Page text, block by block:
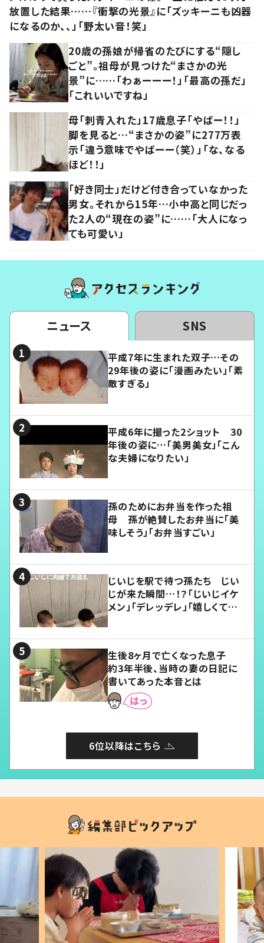
放置した結果……『衝撃の光景』に「ズッキーニも凶器
になるのか、、」「野太い音！笑」
20歳の孫娘が帰省のたびにする“隠し
ごと”。祖母が見つけた“まさかの光
景”に……「わぁーーー！」「最高の孫だ」
「これいいですね」
母「刺青入れた」17歳息子「やばー！！」
脚を見ると…“まさかの姿”に277万表
示「違う意味でやばーー（笑）」「な、なる
ほど！！」
「好き同士」だけど付き合っていなかった
男女。それから15年…小中高と同じだっ
た2人の“現在の姿”に……「大人になっ
ても可愛い」
ニュース SNS
平成7年に生まれた双子…その
29年後の姿に「漫画みたい」「素
敵すぎる」
平成6年に撮った2ショット 30
年後の姿に…「美男美女」「こん
な夫婦になりたい」
孫のためにお弁当を作った祖
母 孫が絶賛したお弁当に「美
味しそう」「お弁当すごい」
じいじを駅で待つ孫たち じい
じが来た瞬間…！？「じいじイケ
メン」「デレッデレ」「嬉しくて可
生後8ヶ月で亡くなった息子
約3年半後、当時の妻の日記に
書いてあった本音とは
6位以降はこちら